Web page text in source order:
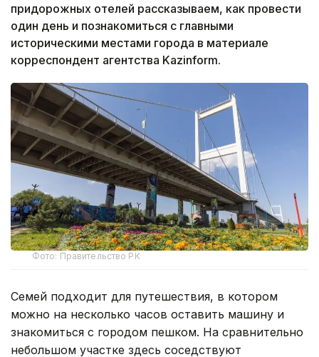
придорожных отелей рассказываем, как провести
один день и познакомиться с главными
историческими местами города в материале
корреспондент агентства Kazinform.
Фото: Правительство РК
Семей подходит для путешествия, в котором
можно на несколько часов оставить машину и
знакомиться с городом пешком. На сравнительно
небольшом участке здесь соседствуют